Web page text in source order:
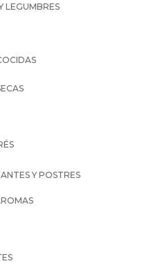
LEGUMBRES
Y POSTRES